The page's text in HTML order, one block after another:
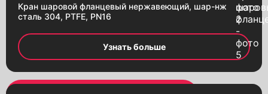
Кран шаровой фланцевый нержавеющий, шар-нж
сталь 304, PTFE, PN16
Узнать больше